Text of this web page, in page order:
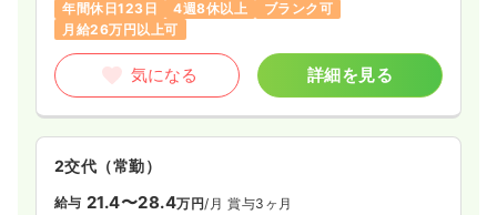
年間休日123日
4週8休以上
ブランク可
月給26万円以上可
気になる 詳細を見る
2交代（常勤）
給与 21.4〜28.4万円/月 賞与3ヶ月